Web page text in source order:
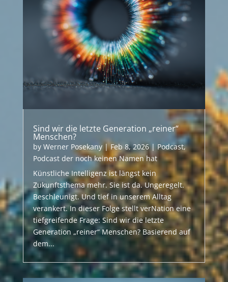
Sind wir die letzte Generation „reiner“
Menschen?
by Werner Posekany|Feb 8, 2026|Podcast,
Podcast der noch keinen Namen hat
Künstliche Intelligenz ist längst kein
Zukunftsthema mehr. Sie ist da. Ungeregelt.
Beschleunigt. Und tief in unserem Alltag
verankert. In dieser Folge stellt verNation eine
tiefgreifende Frage: Sind wir die letzte
Generation „reiner“ Menschen? Basierend auf
dem...